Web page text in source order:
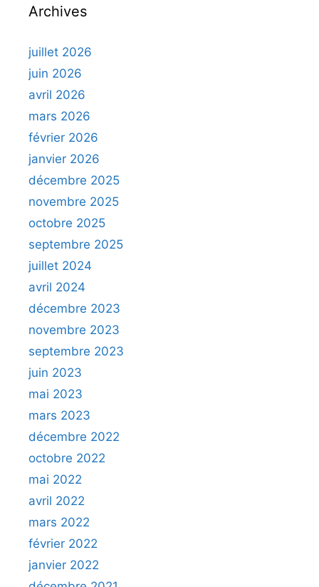
Archives
juillet 2026
juin 2026
avril 2026
mars 2026
février 2026
janvier 2026
décembre 2025
novembre 2025
octobre 2025
septembre 2025
juillet 2024
avril 2024
décembre 2023
novembre 2023
septembre 2023
juin 2023
mai 2023
mars 2023
décembre 2022
octobre 2022
mai 2022
avril 2022
mars 2022
février 2022
janvier 2022